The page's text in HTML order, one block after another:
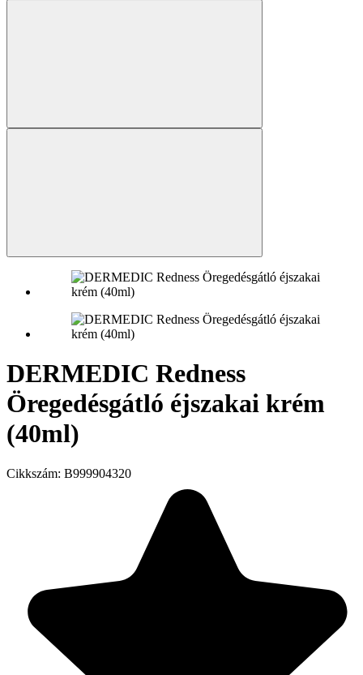
DERMEDIC Redness
Öregedésgátló éjszakai krém
(40ml)
Cikkszám: B999904320